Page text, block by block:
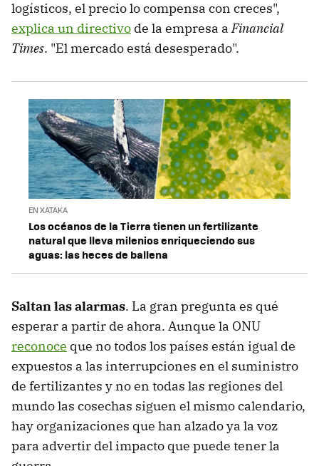
logísticos, el precio lo compensa con creces",
explica un directivo de la empresa aFinancial
Times. "El mercado está desesperado".
EN XATAKA
Los océanos de la Tierra tienen un fertilizante
natural que lleva milenios enriqueciendo sus
aguas: las heces de ballena
Saltan las alarmas. La gran pregunta es qué
esperar a partir de ahora. Aunque la ONU
reconoce que no todos los países están igual de
expuestos a las interrupciones en el suministro
de fertilizantes y no en todas las regiones del
mundo las cosechas siguen el mismo calendario,
hay organizaciones que han alzado ya la voz
para advertir del impacto que puede tener la